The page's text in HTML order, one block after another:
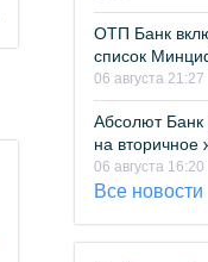
ОТП Банк
список
06 августа 21:27
Абсолют Банк
на вторичное
06 августа 16:20
Все новости